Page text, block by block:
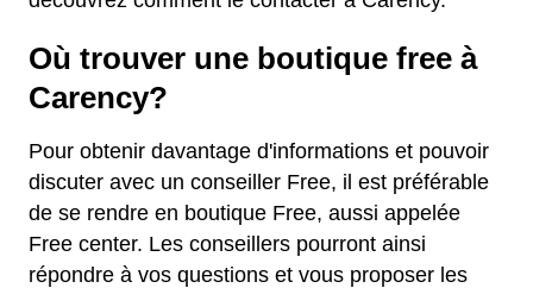
Où trouver une boutique free à
Carency?
Pour obtenir davantage d'informations et pouvoir
discuter avec un conseiller Free, il est préférable
de se rendre en boutique Free, aussi appelée
Free center. Les conseillers pourront ainsi
répondre à vos questions et vous proposer les